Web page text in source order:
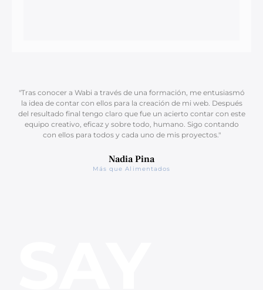
"Tras conocer a Wabi a través de una formación, me entusiasmó
la idea de contar con ellos para la creación de mi web. Después
del resultado final tengo claro que fue un acierto contar con este
equipo creativo, eficaz y sobre todo, humano. Sigo contando
con ellos para todos y cada uno de mis proyectos."
Nadia Pina
Más que Alimentados